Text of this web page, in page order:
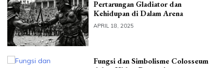
Pertarungan Gladiator dan
Kehidupan di Dalam Arena
APRIL 18, 2025
Fungsi dan Simbolisme Colosseum